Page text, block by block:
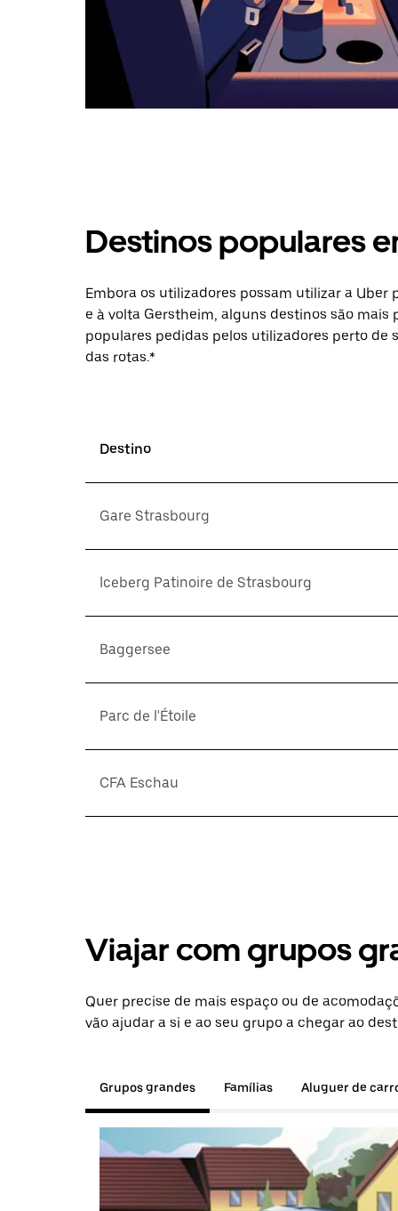
Destinos populares
Embora os utilizadores possam utilizar a
e à volta Gerstheim, alguns destinos são
populares pedidas pelos utilizadores perto de
das rotas.*
Destino
Gare Strasbourg
Iceberg Patinoire de Strasbourg
Baggersee
Parc de l'Étoile
CFA Eschau
Viajar com grupos
Quer precise de mais espaço ou de
vão ajudar a si e ao seu grupo a chegar ao
Grupos grandes Famílias Aluguer de